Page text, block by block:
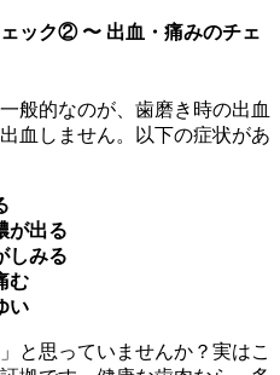
ック② 〜 出血・痛みのチェ
般的なのが、歯磨き時の出血
血しません。以下の症状があ
が出る
しみる
む
い
と思っていませんか？実はこ